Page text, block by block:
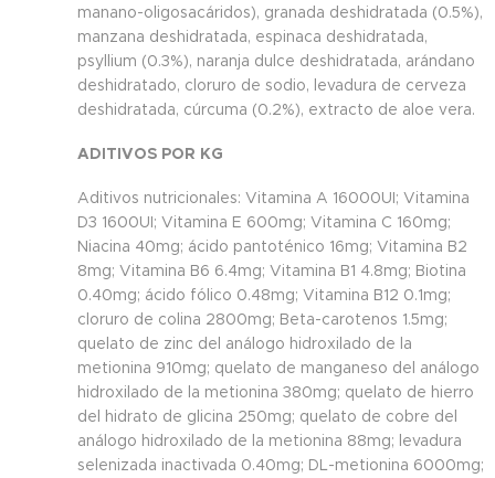
manano-oligosacáridos), granada deshidratada (0.5%),
manzana deshidratada, espinaca deshidratada,
psyllium (0.3%), naranja dulce deshidratada, arándano
deshidratado, cloruro de sodio, levadura de cerveza
deshidratada, cúrcuma (0.2%), extracto de aloe vera.
ADITIVOS POR KG
Aditivos nutricionales: Vitamina A 16000UI; Vitamina
D3 1600UI; Vitamina E 600mg; Vitamina C 160mg;
Niacina 40mg; ácido pantoténico 16mg; Vitamina B2
8mg; Vitamina B6 6.4mg; Vitamina B1 4.8mg; Biotina
0.40mg; ácido fólico 0.48mg; Vitamina B12 0.1mg;
cloruro de colina 2800mg; Beta-carotenos 1.5mg;
quelato de zinc del análogo hidroxilado de la
metionina 910mg; quelato de manganeso del análogo
hidroxilado de la metionina 380mg; quelato de hierro
del hidrato de glicina 250mg; quelato de cobre del
análogo hidroxilado de la metionina 88mg; levadura
selenizada inactivada 0.40mg; DL-metionina 6000mg;